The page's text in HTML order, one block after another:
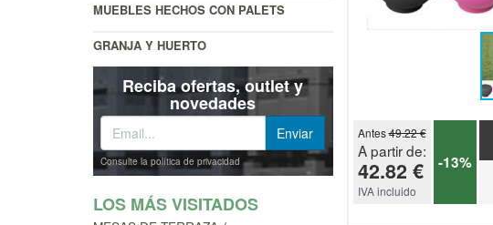
MUEBLES HECHOS CON PALETS
GRANJA Y HUERTO
Reciba ofertas, outlet y
novedades
Consulte la política de privacidad
LOS MÁS VISITADOS
Antes49.22 €
A partir de:
42.82 €
IVA incluido
-13%